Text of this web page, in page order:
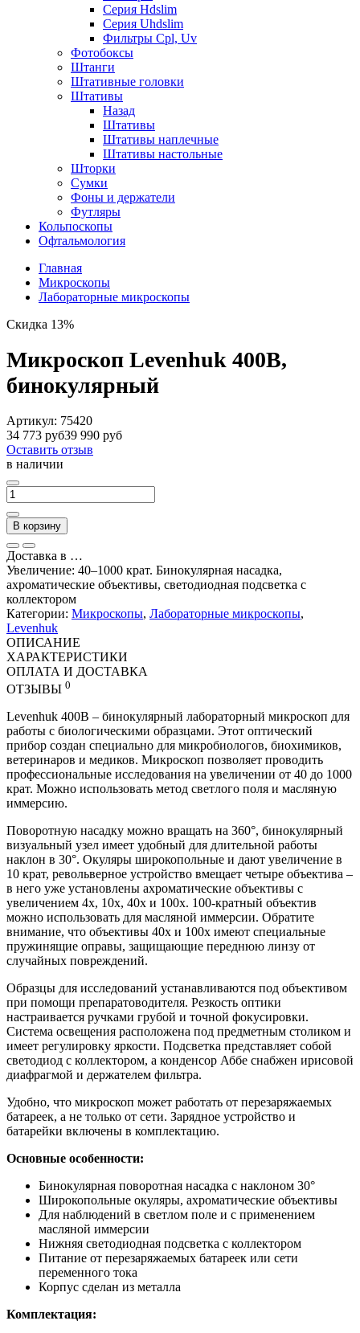
Серия Hdslim
Серия Uhdslim
Фильтры Cpl, Uv
Фотобоксы
Штанги
Штативные головки
Штативы
Назад
Штативы
Штативы наплечные
Штативы настольные
Шторки
Сумки
Фоны и держатели
Футляры
Кольпоскопы
Офтальмология
Главная
Микроскопы
Лабораторные микроскопы
Скидка 13%
Микроскоп Levenhuk 400B,
бинокулярный
Артикул: 75420
34 773 руб39 990 руб
Оставить отзыв
в наличии
В корзину
Доставка в …
Увеличение: 40–1000 крат. Бинокулярная насадка,
ахроматические объективы, светодиодная подсветка с
коллектором
Категории: Микроскопы, Лабораторные микроскопы,
Levenhuk
ОПИСАНИЕ
ХАРАКТЕРИСТИКИ
ОПЛАТА И ДОСТАВКА
ОТЗЫВЫ 0
Levenhuk 400B – бинокулярный лабораторный микроскоп для
работы с биологическими образцами. Этот оптический
прибор создан специально для микробиологов, биохимиков,
ветеринаров и медиков. Микроскоп позволяет проводить
профессиональные исследования на увеличении от 40 до 1000
крат. Можно использовать метод светлого поля и масляную
иммерсию.
Поворотную насадку можно вращать на 360°, бинокулярный
визуальный узел имеет удобный для длительной работы
наклон в 30°. Окуляры широкопольные и дают увеличение в
10 крат, револьверное устройство вмещает четыре объектива –
в него уже установлены ахроматические объективы с
увеличением 4х, 10х, 40х и 100х. 100-кратный объектив
можно использовать для масляной иммерсии. Обратите
внимание, что объективы 40х и 100х имеют специальные
пружинящие оправы, защищающие переднюю линзу от
случайных повреждений.
Образцы для исследований устанавливаются под объективом
при помощи препаратоводителя. Резкость оптики
настраивается ручками грубой и точной фокусировки.
Система освещения расположена под предметным столиком и
имеет регулировку яркости. Подсветка представляет собой
светодиод с коллектором, а конденсор Аббе снабжен ирисовой
диафрагмой и держателем фильтра.
Удобно, что микроскоп может работать от перезаряжаемых
батареек, а не только от сети. Зарядное устройство и
батарейки включены в комплектацию.
Основные особенности:
Бинокулярная поворотная насадка с наклоном 30°
Широкопольные окуляры, ахроматические объективы
Для наблюдений в светлом поле и с применением
масляной иммерсии
Нижняя светодиодная подсветка с коллектором
Питание от перезаряжаемых батареек или сети
переменного тока
Корпус сделан из металла
Комплектация: